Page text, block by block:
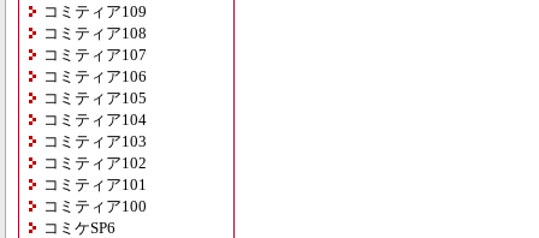
コミティア109
コミティア108
コミティア107
コミティア106
コミティア105
コミティア104
コミティア103
コミティア102
コミティア101
コミティア100
コミケSP6